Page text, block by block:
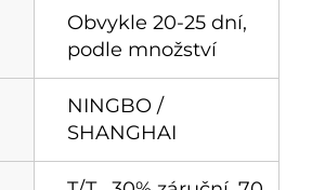
Obvykle 20-25 dní,
podle množství
NINGBO /
SHANGHAI